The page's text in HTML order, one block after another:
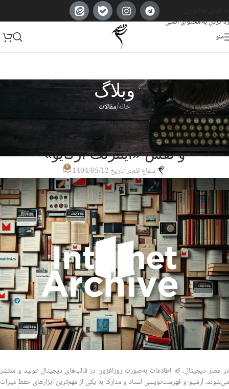
رد کردن به محتوای اصلی
منو
وبلاگ
خانه/مقالات
مقالات
آرشیو اسناد و مدارک در عصر دیجیتال
و نقش «اینترنت آرکایو»
سماع قلمدر تاریخ 1404/05/12 0
در عصر دیجیتال، که اطلاعات به‌صورت روزافزون در قالب‌های دیجیتال تولید و منتشر
می‌شوند، آرشیو و فهرست‌نویسی اسناد و مدارک به یکی از مهم‌ترین ابزارهای حفظ میراث